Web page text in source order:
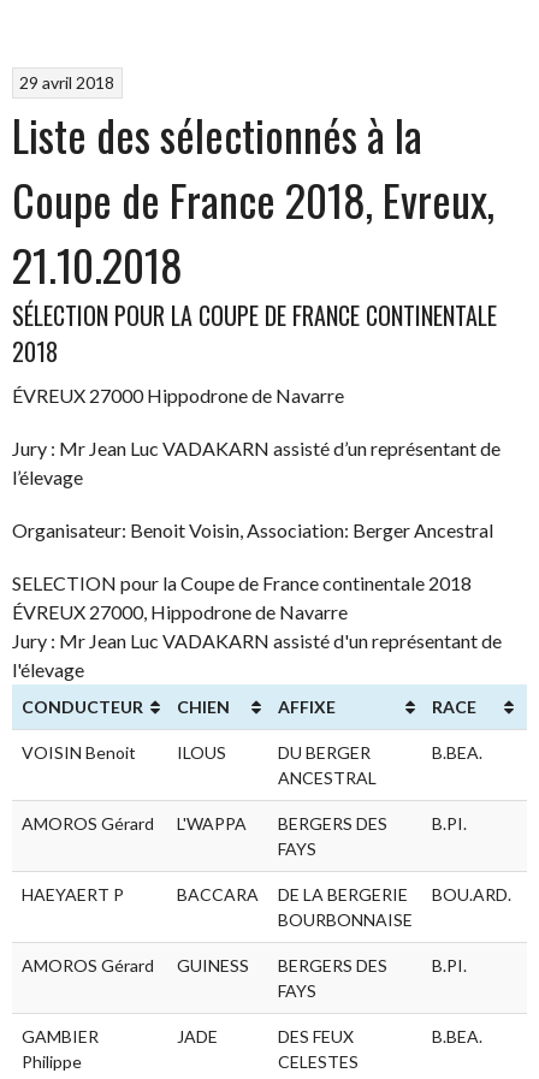
29 avril 2018
Liste des sélectionnés à la
Coupe de France 2018, Evreux,
21.10.2018
SÉLECTION POUR LA COUPE DE FRANCE CONTINENTALE
2018
ÉVREUX 27000 Hippodrone de Navarre
Jury : Mr Jean Luc VADAKARN assisté d’un représentant de
l’élevage
Organisateur: Benoit Voisin, Association: Berger Ancestral
SELECTION pour la Coupe de France continentale 2018
ÉVREUX 27000, Hippodrone de Navarre
Jury : Mr Jean Luc VADAKARN assisté d'un représentant de
l'élevage
CONDUCTEUR CHIEN AFFIXE RACE
VOISIN Benoit ILOUS
DU BERGER
ANCESTRAL
B.BEA.
AMOROS Gérard L'WAPPA
BERGERS DES
FAYS
B.PI.
HAEYAERT P BACCARA
DE LA BERGERIE
BOURBONNAISE
BOU.ARD.
AMOROS Gérard GUINESS
BERGERS DES
FAYS
B.PI.
GAMBIER
Philippe
JADE
DES FEUX
CELESTES
B.BEA.